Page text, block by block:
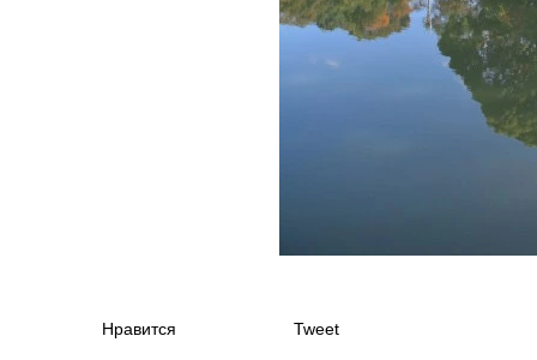
Нравится Tweet